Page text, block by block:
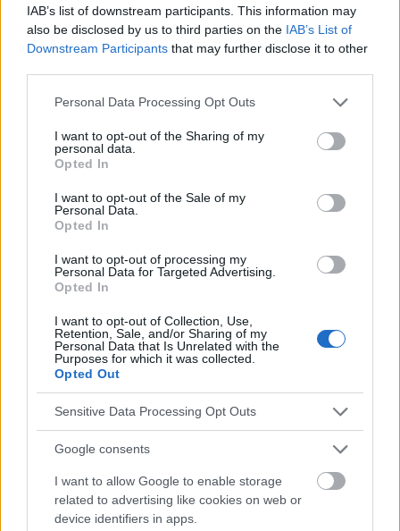
IAB’s list of downstream participants. This information may
also be disclosed by us to third parties on the IAB’s List of
Downstream Participants that may further disclose it to other
Please note that this website/app uses one or more Google
not limited to your visit or usage behaviour. You may click to
grant or deny consent to Google and its third-party tags to
use your data for below specified purposes in below Google
consent section.
Personal Data Processing Opt Outs
I want to opt-out of the Sharing of my
personal data.
Opted In
I want to opt-out of the Sale of my
Personal Data.
Opted In
I want to opt-out of processing my
Personal Data for Targeted Advertising.
Opted In
I want to opt-out of Collection, Use,
Retention, Sale, and/or Sharing of my
Personal Data that Is Unrelated with the
Purposes for which it was collected.
Opted Out
Sensitive Data Processing Opt Outs
Google consents
I want to allow Google to enable storage
related to advertising like cookies on web or
device identifiers in apps.
Interessant? Teilen sie es auf Facebook!
Möchten Sie auf dem Laufenden bleiben?
Folgen Sie uns auf
Google
News
ZUGEHÖRIG
Essgewohnheiten
Kalorienkontrolle Körperliche betätigung Schlafen
Stress-management übergewicht
überwachung der fortschritte
Sehen Sie es auch auf english español français
polskim
Die Inhalte und Materialien auf dieser Website dienen nur zu